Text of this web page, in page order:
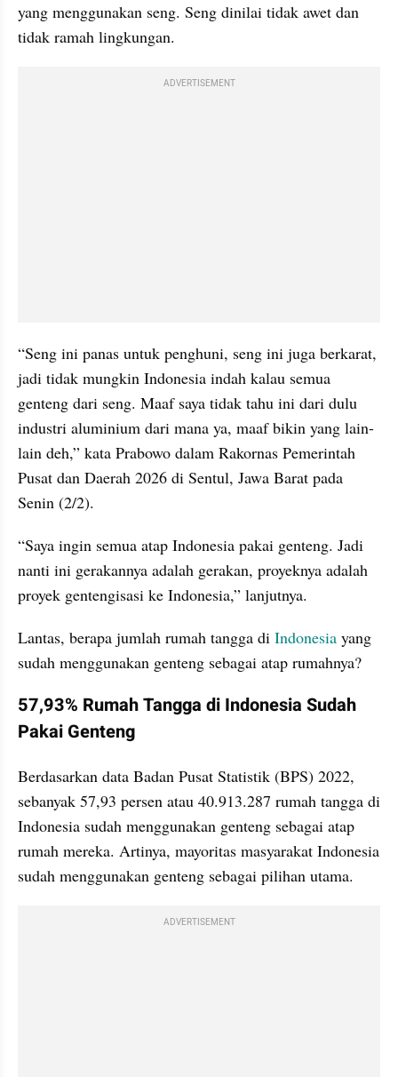
yang menggunakan seng. Seng dinilai tidak awet dan
tidak ramah lingkungan.
ADVERTISEMENT
“Seng ini panas untuk penghuni, seng ini juga berkarat,
jadi tidak mungkin Indonesia indah kalau semua
genteng dari seng. Maaf saya tidak tahu ini dari dulu
industri aluminium dari mana ya, maaf bikin yang lain-
lain deh,” kata Prabowo dalam Rakornas Pemerintah
Pusat dan Daerah 2026 di Sentul, Jawa Barat pada
Senin (2/2).
“Saya ingin semua atap Indonesia pakai genteng. Jadi
nanti ini gerakannya adalah gerakan, proyeknya adalah
proyek gentengisasi ke Indonesia,” lanjutnya.
Lantas, berapa jumlah rumah tangga di Indonesia yang
sudah menggunakan genteng sebagai atap rumahnya?
57,93% Rumah Tangga di Indonesia Sudah
Pakai Genteng
Berdasarkan data Badan Pusat Statistik (BPS) 2022,
sebanyak 57,93 persen atau 40.913.287 rumah tangga di
Indonesia sudah menggunakan genteng sebagai atap
rumah mereka. Artinya, mayoritas masyarakat Indonesia
sudah menggunakan genteng sebagai pilihan utama.
ADVERTISEMENT